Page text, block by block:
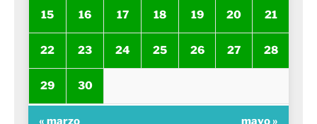
15 16 17 18 19 20 21
22 23 24 25 26 27 28
29 30
« marzo mayo »